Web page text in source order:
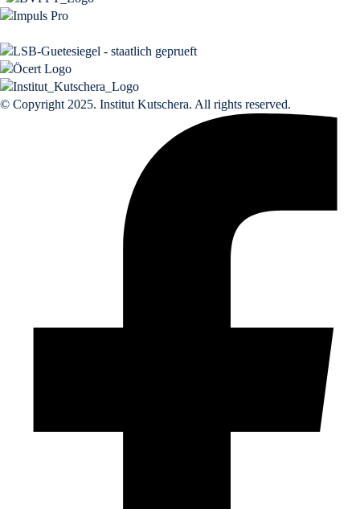
© Copyright 2025. Institut Kutschera. All rights reserved.